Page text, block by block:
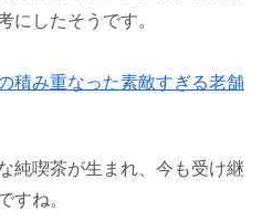
にしたそうです。
積み重なった素敵すぎる老舗
純喫茶が生まれ、今も受け継
すね。